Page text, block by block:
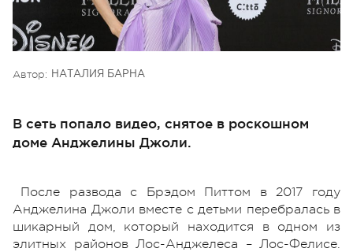
Автор: НАТАЛИЯ БАРНА
В сеть попало видео, снятое в роскошном
доме Анджелины Джоли.
После развода с Брэдом Питтом в 2017 году
Анджелина Джоли вместе с детьми перебралась в
шикарный дом, который находится в одном из
элитных районов Лос-Анджелеса – Лос-Фелисе.